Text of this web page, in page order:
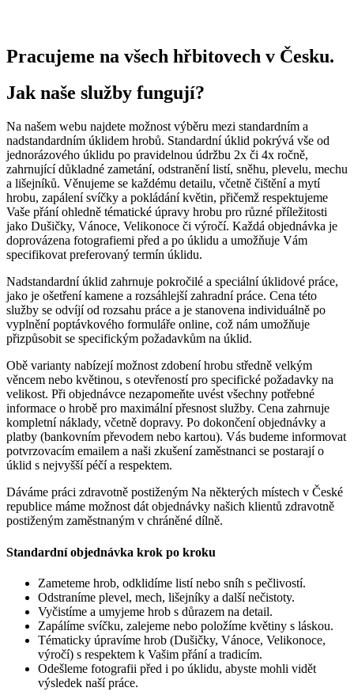
Pracujeme na všech hřbitovech v Česku.
Jak naše služby fungují?
Na našem webu najdete možnost výběru mezi standardním a
nadstandardním úklidem hrobů. Standardní úklid pokrývá vše od
jednorázového úklidu po pravidelnou údržbu 2x či 4x ročně,
zahrnující důkladné zametání, odstranění listí, sněhu, plevelu, mechu
a lišejníků. Věnujeme se každému detailu, včetně čištění a mytí
hrobu, zapálení svíčky a pokládání květin, přičemž respektujeme
Vaše přání ohledně tématické úpravy hrobu pro různé příležitosti
jako Dušičky, Vánoce, Velikonoce či výročí. Každá objednávka je
doprovázena fotografiemi před a po úklidu a umožňuje Vám
specifikovat preferovaný termín úklidu.
Nadstandardní úklid zahrnuje pokročilé a speciální úklidové práce,
jako je ošetření kamene a rozsáhlejší zahradní práce. Cena této
služby se odvíjí od rozsahu práce a je stanovena individuálně po
vyplnění poptávkového formuláře online, což nám umožňuje
přizpůsobit se specifickým požadavkům na úklid.
Obě varianty nabízejí možnost zdobení hrobu středně velkým
věncem nebo květinou, s otevřeností pro specifické požadavky na
velikost. Při objednávce nezapomeňte uvést všechny potřebné
informace o hrobě pro maximální přesnost služby. Cena zahrnuje
kompletní náklady, včetně dopravy. Po dokončení objednávky a
platby (bankovním převodem nebo kartou). Vás budeme informovat
potvrzovacím emailem a naši zkušení zaměstnanci se postarají o
úklid s nejvyšší péčí a respektem.
Dáváme práci zdravotně postiženým Na některých místech v České
republice máme možnost dát objednávky našich klientů zdravotně
postiženým zaměstnaným v chráněné dílně.
Standardní objednávka krok po kroku
Zameteme hrob, odklidíme listí nebo sníh s pečlivostí.
Odstraníme plevel, mech, lišejníky a další nečistoty.
Vyčistíme a umyjeme hrob s důrazem na detail.
Zapálíme svíčku, zalejeme nebo položíme květiny s láskou.
Tématicky úpravíme hrob (Dušičky, Vánoce, Velikonoce,
výročí) s respektem k Vašim přání a tradicím.
Odešleme fotografii před i po úklidu, abyste mohli vidět
výsledek naší práce.